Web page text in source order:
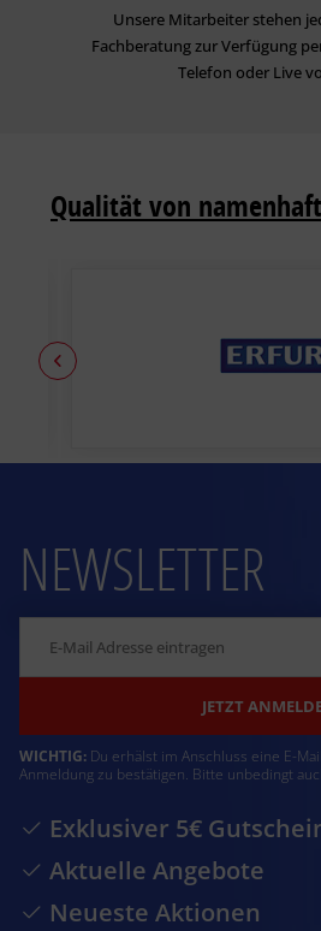
Unsere Mitarbeiter stehen
Fachberatung zur Verfügung
Telefon oder Live
Qualität von
NEWSLETTER
JETZT
WICHTIG: Du erhälst im Anschluss eine E-
Anmeldung zu bestätigen. Bitte unbedingt
Exklusiver 5€
Aktuelle Angebote
Neueste Aktionen